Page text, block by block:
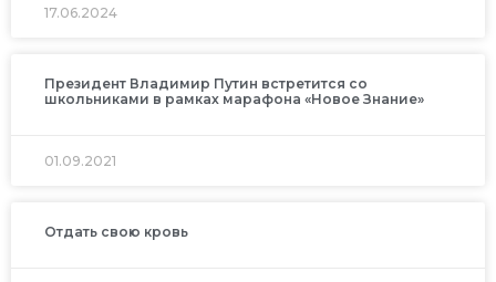
17.06.2024
Президент Владимир Путин встретится со
школьниками в рамках марафона «Новое Знание»
01.09.2021
Отдать свою кровь